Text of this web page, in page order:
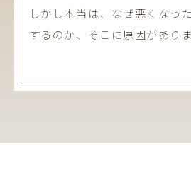
しかし本当は、なぜ悪くなっ